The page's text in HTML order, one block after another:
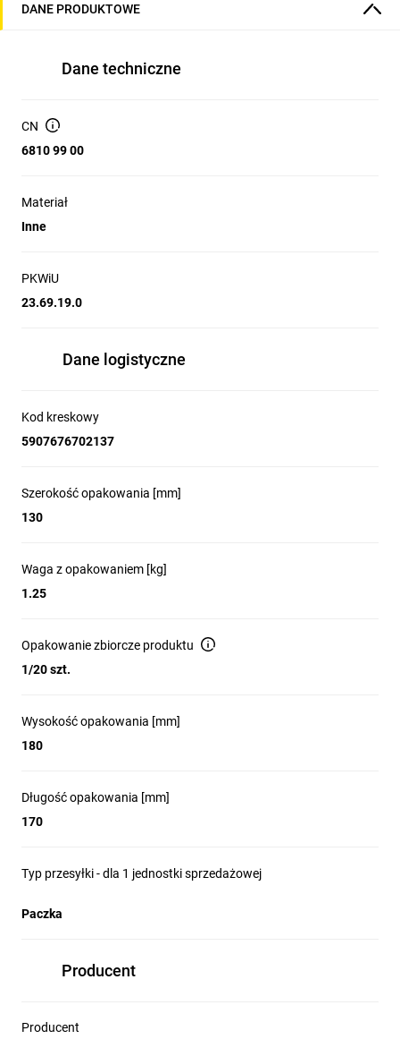
DANE PRODUKTOWE
Dane techniczne
CN
6810 99 00
Materiał
Inne
PKWiU
23.69.19.0
Dane logistyczne
Kod kreskowy
5907676702137
Szerokość opakowania [mm]
130
Waga z opakowaniem [kg]
1.25
Opakowanie zbiorcze produktu
1/20 szt.
Wysokość opakowania [mm]
180
Długość opakowania [mm]
170
Typ przesyłki - dla 1 jednostki sprzedażowej
Paczka
Producent
Producent